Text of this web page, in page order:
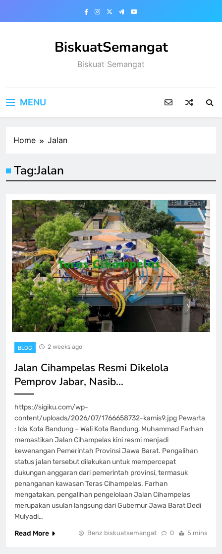
BiskuatSemangat
Biskuat Semangat
MENU
Home Jalan
Tag:Jalan
BLOG 2 weeks ago
Jalan Cihampelas Resmi Dikelola
Pemprov Jabar, Nasib…
https://sigiku.com/wp-
content/uploads/2026/07/1766658732-kamis9.jpg Pewarta
: Ida Kota Bandung – Wali Kota Bandung, Muhammad Farhan
memastikan Jalan Cihampelas kini resmi menjadi
kewenangan Pemerintah Provinsi Jawa Barat. Pengalihan
status jalan tersebut dilakukan untuk mempercepat
dukungan anggaran dari pemerintah provinsi, termasuk
penanganan kawasan Teras Cihampelas. Farhan
mengatakan, pengalihan pengelolaan Jalan Cihampelas
merupakan usulan langsung dari Gubernur Jawa Barat Dedi
Mulyadi…
Read More
Benz biskuatsemangat 0 5 mins